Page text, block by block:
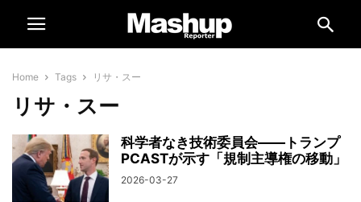
Home Tags リサ・スー
リサ・スー
科学者なき技術委員会——トランプ
PCASTが示す「規制主導権の移動」
2026-03-27